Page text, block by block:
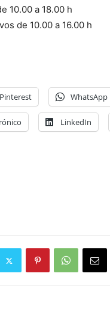
10.00 a 18.00 h
de 10.00 a 16.00 h
Pinterest WhatsApp
LinkedIn